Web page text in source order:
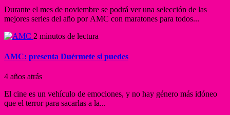
Durante el mes de noviembre se podrá ver una selección de las
mejores series del año por AMC con maratones para todos...
2 minutos de lectura
AMC: presenta Duérmete si puedes
4 años atrás
El cine es un vehículo de emociones, y no hay género más idóneo
que el terror para sacarlas a la...